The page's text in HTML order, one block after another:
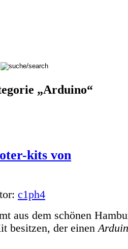
„Arduino“
c1ph4
aus dem schönen
besitzen, der einen